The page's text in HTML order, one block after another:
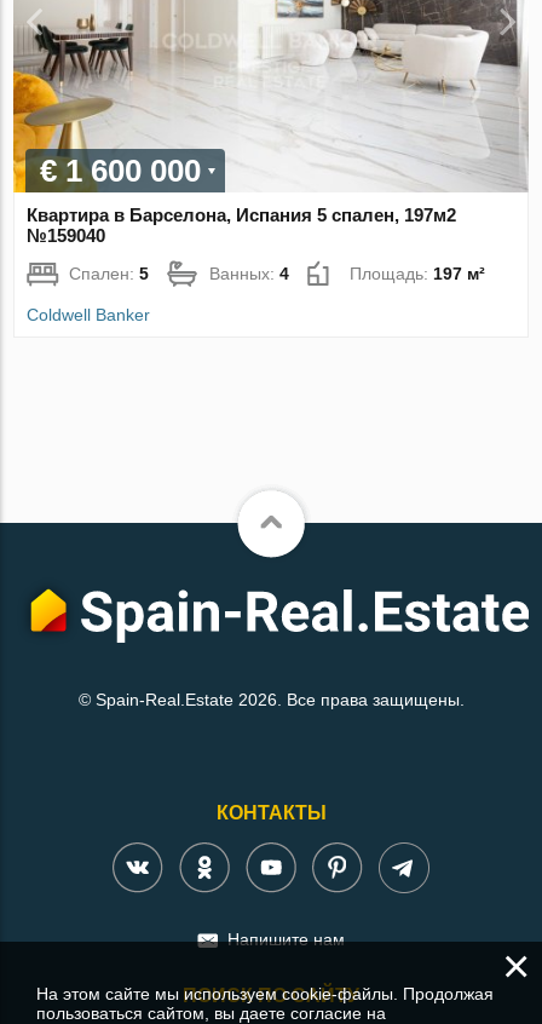
€ 1 600 000
Квартира в Барселона, Испания 5 спален, 197м2
№159040
Спален:5 Ванных:4 Площадь: 197 м²
Coldwell Banker
© Spain-Real.Estate 2026. Все права защищены.
КОНТАКТЫ
Напишите нам
ПОИСК ПО САЙТУ
×
На этом сайте мы используем cookie-файлы. Продолжая
пользоваться сайтом, вы даете согласие на